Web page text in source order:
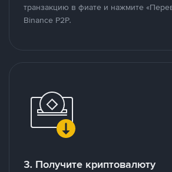
транзакцию в фиате и нажмите
Binance P2P.
3. Получите криптовалюту